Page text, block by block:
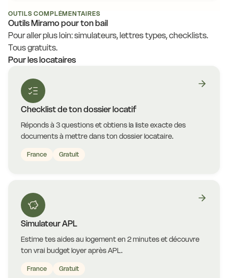
OUTILS COMPLÉMENTAIRES
Outils Miramo pour ton bail
Pour aller plus loin: simulateurs, lettres types, checklists.
Tous gratuits.
Pour les locataires
Checklist de ton dossier locatif
Réponds à 3 questions et obtiens la liste exacte des
documents à mettre dans ton dossier locataire.
France Gratuit
Simulateur APL
Estime tes aides au logement en 2 minutes et découvre
ton vrai budget loyer après APL.
France Gratuit